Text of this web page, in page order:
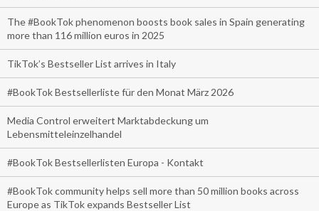
The #BookTok phenomenon boosts book sales in Spain generating
more than 116 million euros in 2025
TikTok’s Bestseller List arrives in Italy
#BookTok Bestsellerliste für den Monat März 2026
Media Control erweitert Marktabdeckung um
Lebensmitteleinzelhandel
#BookTok Bestsellerlisten Europa - Kontakt
#BookTok community helps sell more than 50 million books across
Europe as TikTok expands Bestseller List